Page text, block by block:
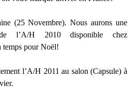
(25 Novembre). Nous aurons une
l’A/H 2010 disponible chez
temps pour Noël!
l’A/H 2011 au salon (Capsule) à